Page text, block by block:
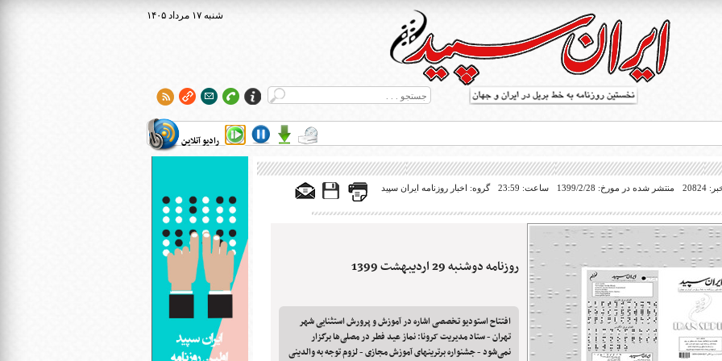
۱۴۰۵ شنبه ۱۷ مرداد
رادیو آنلاین
بریل در جهان
منتشر شده در مورخ: 1399/2/28 ساعت: 23:59 گروه: اخبار روزنامه ایران سپید
روزنامه دوشنبه 29 اردیبهشت 1399
افتتاح استودیو تخصصی اشاره در آموزش و پرورش استثنایی شهر
تهران - ستاد مدیریت کرونا: نماز عید فطر در مصلی‌ها برگزار
نمی‌شود - جشنواره برترینهای آموزش مجازی - لزوم توجه به والدینی